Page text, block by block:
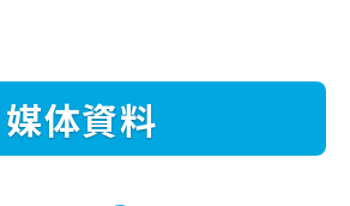
媒体資料